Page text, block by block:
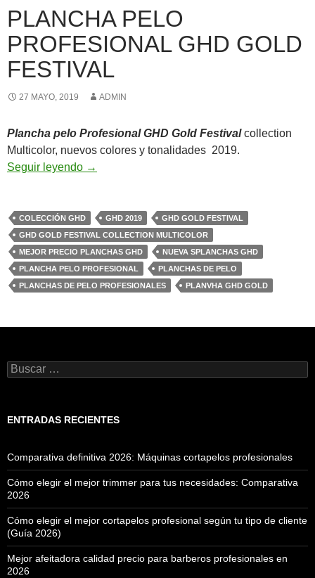
PLANCHA PELO
PROFESIONAL GHD GOLD
FESTIVAL
27 MAYO, 2019 ADMIN
Plancha pelo Profesional GHD Gold Festivalcollection
Multicolor, nuevos colores y tonalidades 2019.
Seguir leyendo plancha pelo profesional ghd gold festival
→
COLECCIÓN GHD GHD 2019
GHD GOLD FESTIVAL
GHD GOLD FESTIVAL COLLECTION MULTICOLOR
MEJOR PRECIO PLANCHAS GHD
NUEVA SPLANCHAS GHD
PLANCHA PELO PROFESIONAL
PLANCHAS DE PELO
PLANCHAS DE PELO PROFESIONALES
PLANVHA GHD GOLD
Buscar:
ENTRADAS RECIENTES
Comparativa definitiva 2026: Máquinas cortapelos profesionales
Cómo elegir el mejor trimmer para tus necesidades: Comparativa
2026
Cómo elegir el mejor cortapelos profesional según tu tipo de cliente
(Guía 2026)
Mejor afeitadora calidad precio para barberos profesionales en
2026